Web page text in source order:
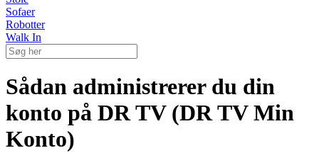
Sofaer
Robotter
Walk In
Sådan administrerer du din
konto på DR TV (DR TV Min
Konto)